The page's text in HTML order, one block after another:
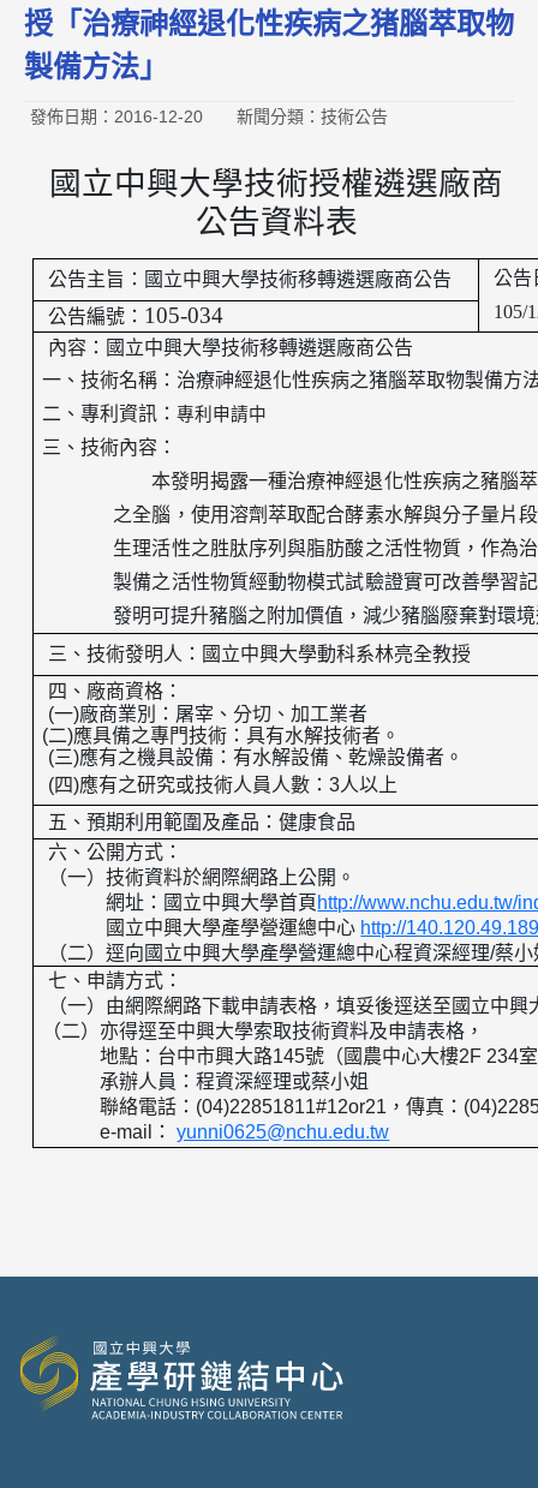
授「治療神經退化性疾病之猪腦萃取物
製備方法」
發佈日期：2016-12-20 新聞分類：技術公告
國立中興大學技術授權遴選廠商
公告資料表
公告主旨：國立中興大學技術移轉遴選廠商公告
公告
105/
公告編號： 105-034
內容：國立中興大學技術移轉遴選廠商公告
一、技術名稱： 治療神經退化性疾病之猪腦萃取物製備方
二、專利資訊：專利申請中
三、技術內容：
本發明揭露一種治療神經退化性疾病之豬腦
之全腦，使用溶劑萃取配合酵素水解與分子量片
生理活性之胜肽序列與脂肪酸之活性物質，作為
製備之活性物質經動物模式試驗證實可改善學習
發明可提升豬腦之附加價值，減少豬腦廢棄對環
三、技術發明人： 國立中興大學動科系林亮全教授
四、廠商資格：
(一)廠商業別：屠宰、分切、加工業者
(二)應具備之專門技術：具有水解技術者。
(三)應有之機具設備：有水解設備、乾燥設備者。
(四)應有之研究或技術人員人數：3人以上
五、預期利用範圍及產品：健康食品
六、公開方式：
（一）技術資料於網際網路上公開。
網址：國立中興大學首頁 http://www.nchu.edu.tw/
國立中興大學產學營運總中心 http://
（二）逕向國立中興大學產學營運總中心程資深經理/蔡小
七、申請方式：
（一）由網際網路下載申請表格，填妥後逕送至國立中
（二）亦得逕至中興大學索取技術資料及申請表格，
地點：台中市興大路145號（國農中心大樓2F 234
承辦人員：程資深經理或蔡小姐
聯絡電話： (04)22851811#12or21 ，傳真：
e-mail
： yunni0625@nchu.edu.tw